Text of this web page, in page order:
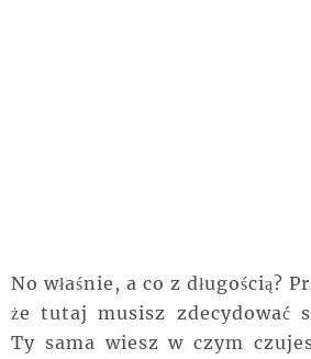
No właśnie, a co z długością?
że tutaj musisz zdecydować
Ty sama wiesz w czym